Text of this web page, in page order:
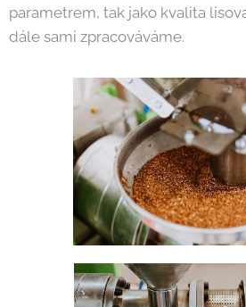
parametrem, tak jako kvalita
dále sami zpracováváme.